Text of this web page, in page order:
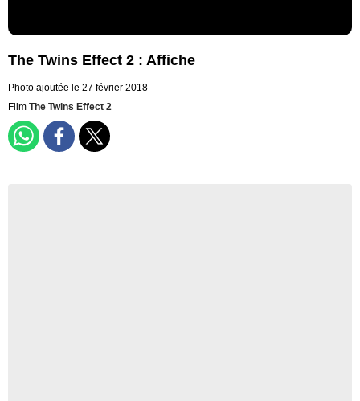
The Twins Effect 2 : Affiche
Photo ajoutée le 27 février 2018
Film The Twins Effect 2